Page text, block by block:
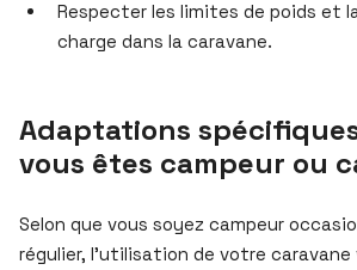
Respecter les limites de poids et
charge dans la caravane.
Adaptations
vous êtes campeur ou
Selon que vous soyez campeur
régulier, l’utilisation de votre